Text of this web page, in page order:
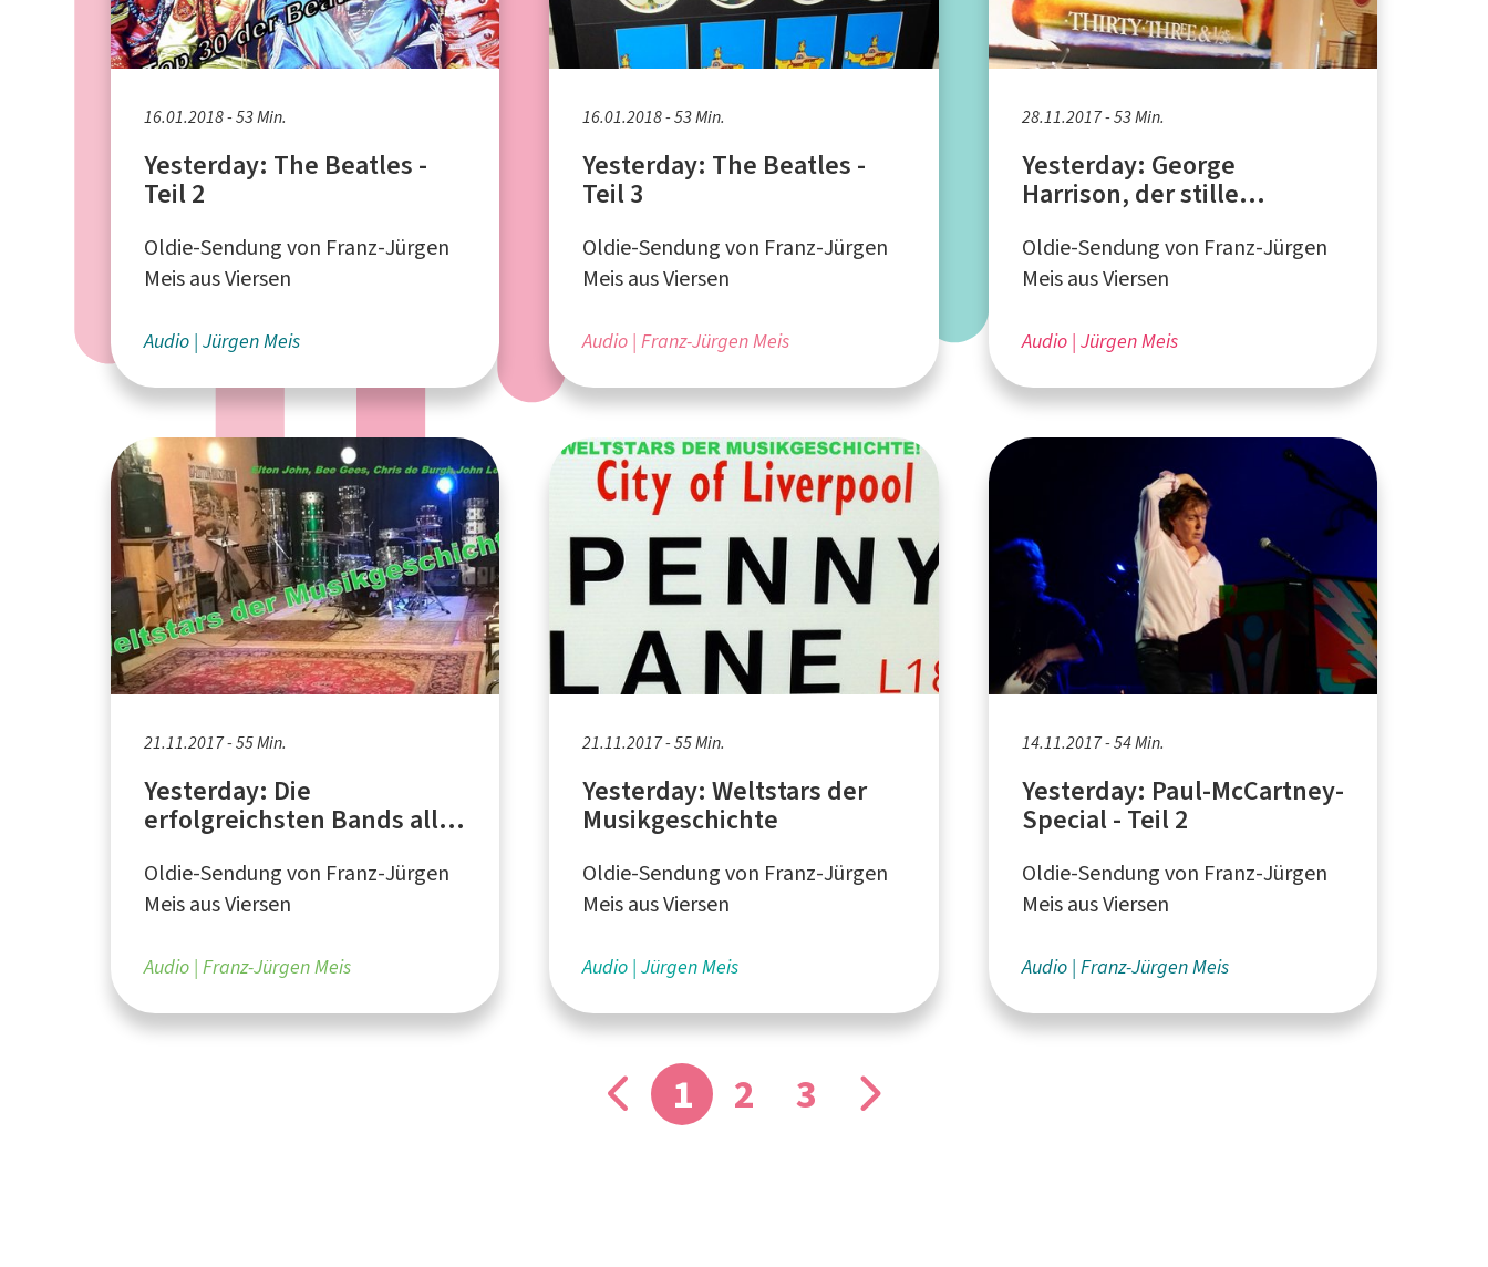
16.01.2018 - 53 Min.
Yesterday: The Beatles -
Teil 2
Oldie-Sendung von Franz-Jürgen
Meis aus Viersen
Audio Jürgen Meis
16.01.2018 - 53 Min.
Yesterday: The Beatles -
Teil 3
Oldie-Sendung von Franz-Jürgen
Meis aus Viersen
Audio Franz-Jürgen Meis
28.11.2017 - 53 Min.
Yesterday: George
Harrison, der stille
Oldie-Sendung von Franz-Jürgen
Meis aus Viersen
Audio Jürgen Meis
21.11.2017 - 55 Min.
Yesterday: Die
erfolgreichsten Bands aller
Oldie-Sendung von Franz-Jürgen
Meis aus Viersen
Audio Franz-Jürgen Meis
21.11.2017 - 55 Min.
Yesterday: Weltstars der
Musikgeschichte
Oldie-Sendung von Franz-Jürgen
Meis aus Viersen
Audio Jürgen Meis
14.11.2017 - 54 Min.
Yesterday: Paul-McCartney-
Special - Teil 2
Oldie-Sendung von Franz-Jürgen
Meis aus Viersen
Audio Franz-Jürgen Meis
1 2 3